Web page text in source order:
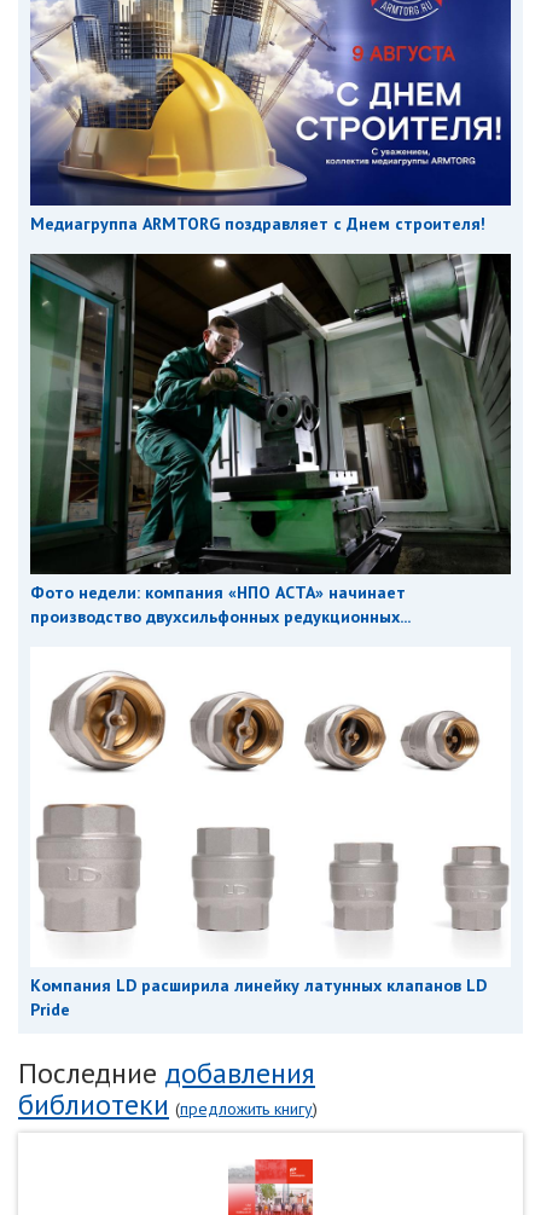
Медиагруппа ARMTORG поздравляет с Днем строителя!
Фото недели: компания «НПО АСТА» начинает
производство двухсильфонных редукционных...
Компания LD расширила линейку латунных клапанов LD
Pride
Последние добавления
библиотеки (предложить книгу)